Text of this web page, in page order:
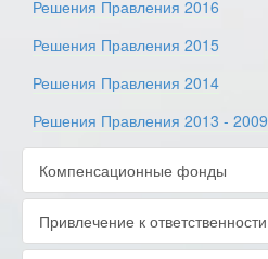
Решения Правления 2016
Решения Правления 2015
Решения Правления 2014
Решения Правления 2013 - 2009
Компенсационные фонды
Привлечение к ответственности